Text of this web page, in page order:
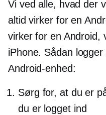
Vi ved alle, hvad der
altid virker for en
virker for en Android,
iPhone. Sådan
Android-enhed:
Sørg for, at du er
du er logget ind